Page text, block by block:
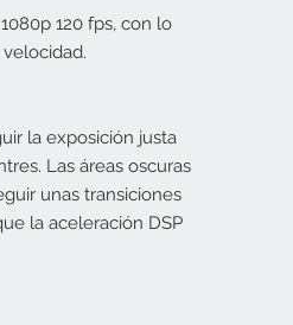
120 fps, con lo
la exposición justa
Las áreas oscuras
unas transiciones
la aceleración DSP